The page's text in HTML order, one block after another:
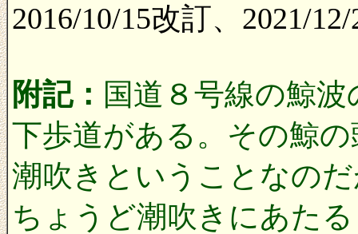
2016/10/15改訂、2021/
附記： 国道８号線の鯨
下歩道がある。その鯨
潮吹きということなの
ちょうど潮吹きにあた